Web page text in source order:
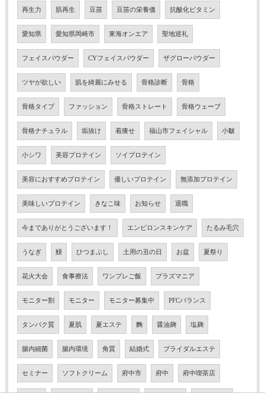
再生力 肌再生 豆苗 豆苗の栄養価 抗酸化ビタミン
愛知県 愛知県岡崎市 東海オンエア 聖地巡礼
フェイスパウダー CYフェイスパウダー ザグローパウダー
ツヤが欲しい 肌を綺麗にみせる 骨格診断 骨格
骨格タイプ ファッション 骨格ストレート 骨格ウェーブ
骨格ナチュラル 垢抜け 着痩せ 福山市フェイシャル 小皺
小シワ 美容プロテイン ソイプロテイン
美容におすすめプロテイン 優しいプロテイン 無添加プロテイン
美味しいプロテイン きなこ味 お知らせ 退職
今までありがとうございます！ エンビロンスキンケア たるみ毛穴
うなぎ 鰻 ひつまぶし 土用の丑の日 お盆 夏祭り
花火大会 食事療法 ワンプレご飯 プラズマニア
モニター割 モニター モニター募集中 PFCバランス
タンパク質 夏肌 夏エステ 麴 醤油麹 塩麹
腸内細菌 腸内環境 角質 結婚式 ブライダルエステ
セミナー ソフトクリーム 府中市 府中 府中喫茶店